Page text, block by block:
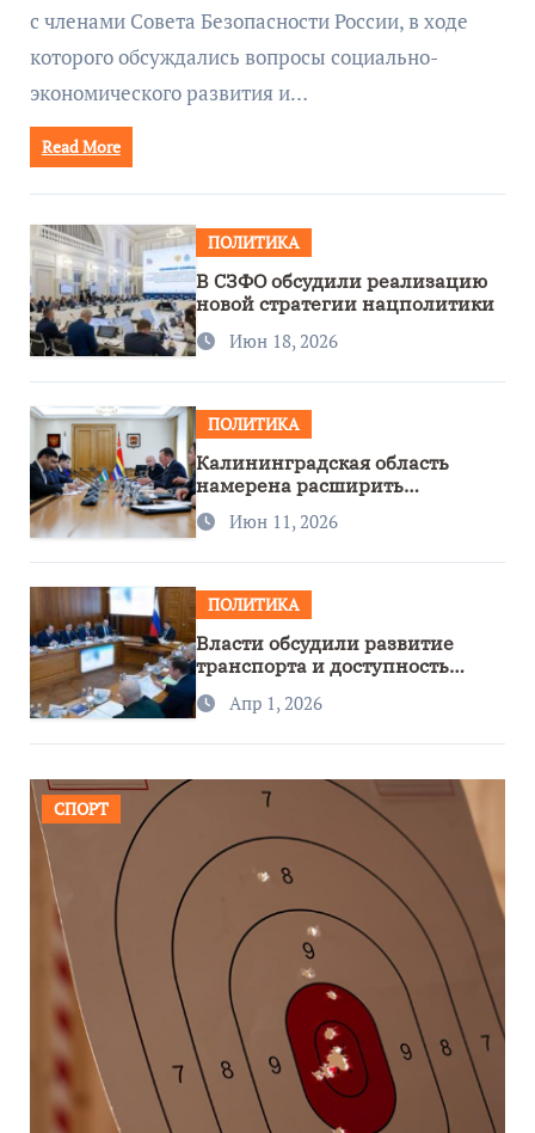
с членами Совета Безопасности России, в ходе
которого обсуждались вопросы социально-
экономического развития и…
Read More
ПОЛИТИКА
В СЗФО обсудили реализацию
новой стратегии нацполитики
Июн 18, 2026
ПОЛИТИКА
Калининградская область
намерена расширить
сотрудничество с Узбекистаном
Июн 11, 2026
ПОЛИТИКА
Власти обсудили развитие
транспорта и доступность
региона
Апр 1, 2026
СПОРТ